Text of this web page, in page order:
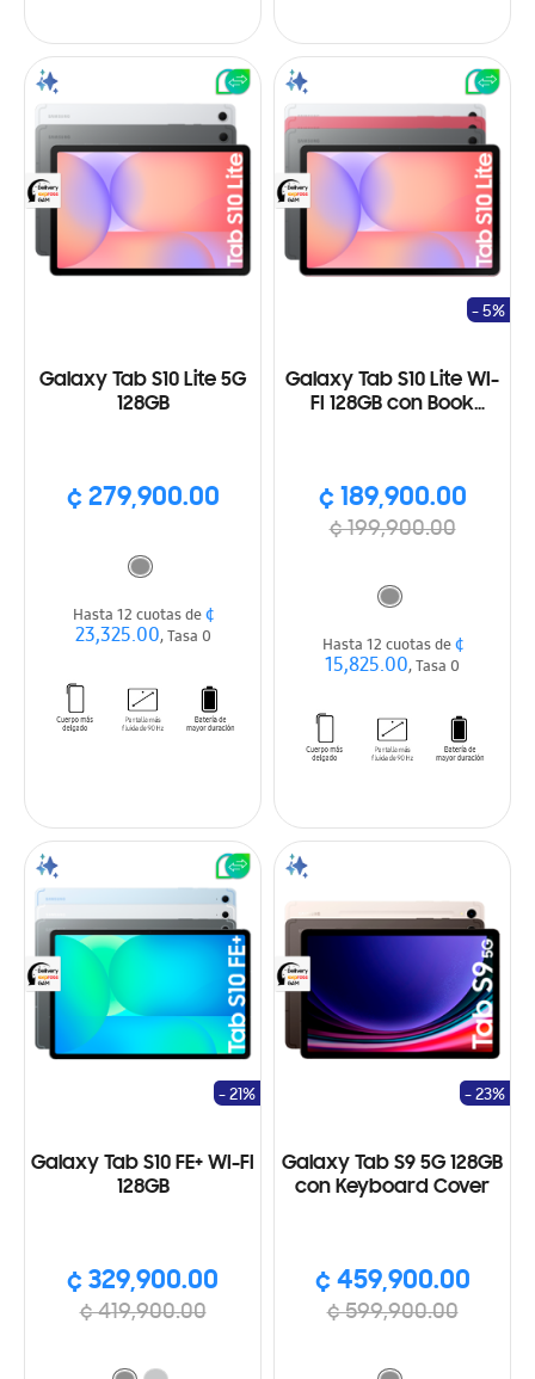
Galaxy Tab S10 Lite 5G
128GB
¢ 279,900.00
Hasta 12 cuotas de¢
23,325.00, Tasa 0
Galaxy Tab S10 Lite WI-
FI 128GB con Book
¢ 189,900.00
¢ 199,900.00
- 5%
Hasta 12 cuotas de¢
15,825.00, Tasa 0
Galaxy Tab S10 FE+ WI-FI
128GB
¢ 329,900.00
¢ 419,900.00
- 21%
Galaxy Tab S9 5G 128GB
con Keyboard Cover
¢ 459,900.00
¢ 599,900.00
- 23%